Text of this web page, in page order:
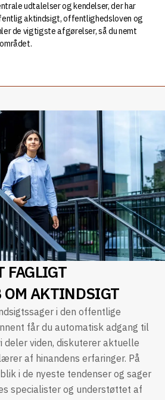
udtalelser og kendelser, der har
aktindsigt, offentlighedsloven og
de vigtigste afgørelser, så du nemt
FAGLIGT
AKTINDSIGT
i den offentlige
får du automatisk adgang til
deler viden, diskuterer aktuelle
af hinandens erfaringer. På
i de nyeste tendenser og sager
specialister og understøttet af